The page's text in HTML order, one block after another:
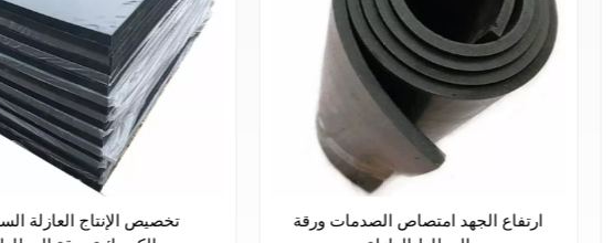
ارتفاع الجهد امتصاص
3mm قطع العزل NBR ورقة المطاط